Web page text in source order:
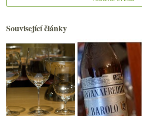
Související články